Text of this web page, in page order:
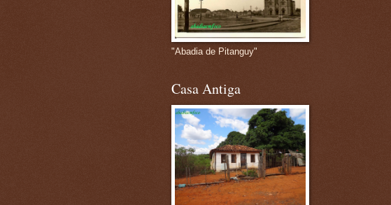
"Abadia de Pitanguy"
Casa Antiga